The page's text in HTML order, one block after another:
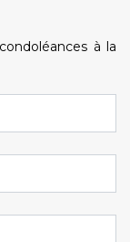
à la